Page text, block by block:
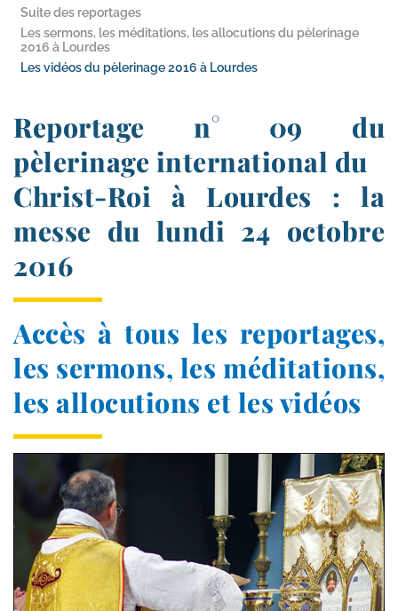
Suite des reportages
Les sermons, les méditations, les allocutions du pèlerinage
2016 à Lourdes
Les vidéos du pèlerinage 2016 à Lourdes
Reportage n° 09 du
pèlerinage international du
Christ-​Roi à Lourdes : la
messe du lundi 24 octobre
2016
Accès à tous les reportages,
les sermons, les méditations,
les allocutions et les vidéos